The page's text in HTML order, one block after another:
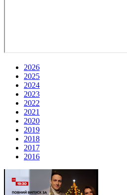
2026
2025
2024
2023
2022
2021
2020
2019
2018
2017
2016